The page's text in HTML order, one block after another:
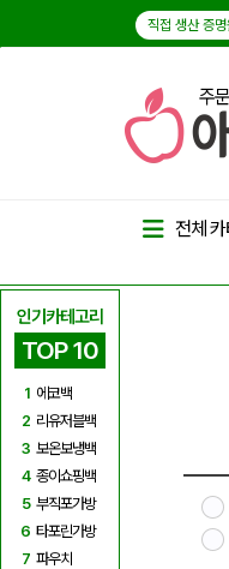
직접 생산 증명
주
인기카테고리
TOP 10
1 에코백
2 리유저블백
3 보온보냉백
4 종이쇼핑백
5 부직포가방
6 타포린가방
7 파우치
전체 카